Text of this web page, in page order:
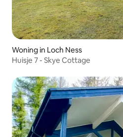
Woning in Loch Ness
Huisje 7 - Skye Cottage